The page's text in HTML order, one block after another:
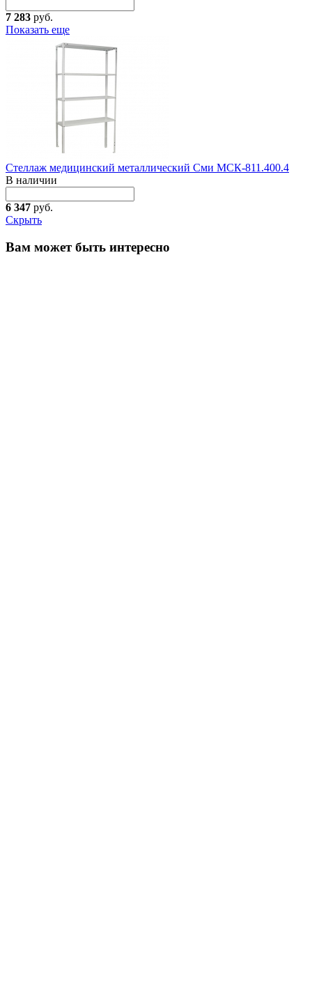
7 283 руб.
Показать еще
Стеллаж медицинский металлический Сми МСК-811.400.4
В наличии
6 347 руб.
Скрыть
Вам может быть интересно